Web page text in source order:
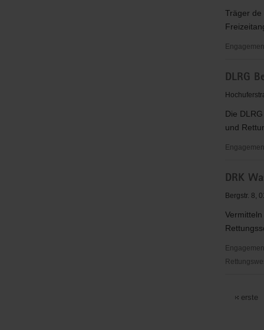
Träger de
ARCHE
Meißen
DLRG
Die
und
Bezirk
Niederes
e.V.
DRK
Bergstr. 8,
erste